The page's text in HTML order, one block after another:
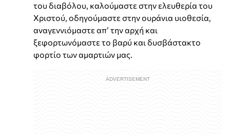
του διαβόλου, καλούμαστε στην ελευθερία του
Χριστού, οδηγούμαστε στην ουράνια υιοθεσία,
αναγεννιόμαστε απ’ την αρχή και
ξεφορτωνόμαστε το βαρύ και δυσβάστακτο
φορτίο των αμαρτιών μας.